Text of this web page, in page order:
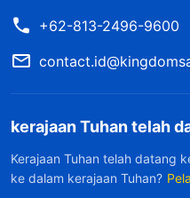
+62-813-2496-9600
kerajaan Tuhan telah
Kerajaan Tuhan telah datang
ke dalam kerajaan Tuhan?